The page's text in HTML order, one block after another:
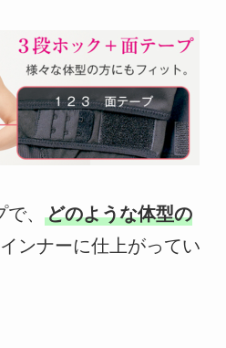
、 どのような体型の
インナーに仕上がってい